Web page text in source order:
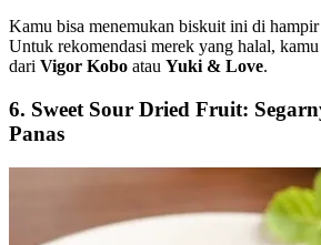
Kamu bisa menemukan biskuit ini di hampir
Untuk rekomendasi merek yang halal,
dari Vigor Kobo atau Yuki & Love.
6. Sweet Sour Dried Fruit:
Panas